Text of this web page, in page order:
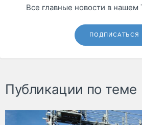
Все главные новости в нашем
ПОДПИСАТЬСЯ
Публикации по теме